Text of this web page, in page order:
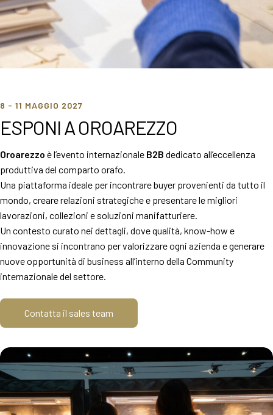
MEDIA ROOM
VISITA
SCOPRI DI PIÙ arrow_circle_right
AREA RISERVATA VISITATORI
person
8 - 11 MAGGIO 2027
ESPONI A OROAREZZO
Oroarezzo è l’evento internazionale B2B dedicato all’eccellenza
produttiva del comparto orafo.
Una piattaforma ideale per incontrare buyer provenienti da tutto il
mondo, creare relazioni strategiche e presentare le migliori
lavorazioni, collezioni e soluzioni manifatturiere.
Un contesto curato nei dettagli, dove qualità, know-how e
innovazione si incontrano per valorizzare ogni azienda e generare
nuove opportunità di business all’interno della Community
internazionale del settore.
Contatta il sales team